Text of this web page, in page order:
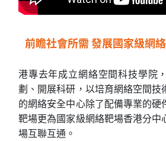
前瞻社會所需 發展國家級網
港專去年成立網絡空間科技學院
劃、開展科研，以培育網絡空間技
的網絡安全中心除了配備專業的
靶場更為國家級網絡靶場香港分中
場互聯互通。